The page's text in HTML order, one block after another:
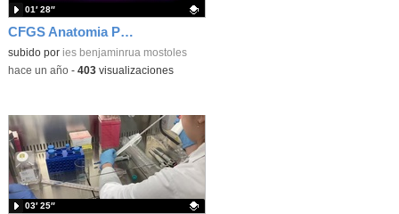
CFGS Anatomia Patológica y Citodiagnóstico. IES Benjamín Rúa
Contenido educativo.
subido por ies benjaminrua mostoles
01′ 28″
-hace un año- 403visualizaciones
03′ 25″